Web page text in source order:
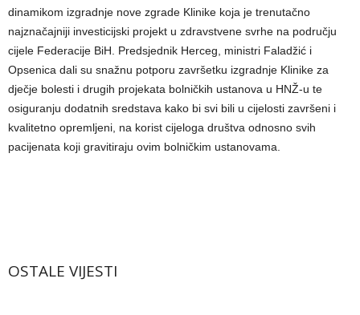
dinamikom izgradnje nove zgrade Klinike koja je trenutačno
najznačajniji investicijski projekt u zdravstvene svrhe na području
cijele Federacije BiH. Predsjednik Herceg, ministri Faladžić i
Opsenica dali su snažnu potporu završetku izgradnje Klinike za
dječje bolesti i drugih projekata bolničkih ustanova u HNŽ-u te
osiguranju dodatnih sredstava kako bi svi bili u cijelosti završeni i
kvalitetno opremljeni, na korist cijeloga društva odnosno svih
pacijenata koji gravitiraju ovim bolničkim ustanovama.
OSTALE VIJESTI